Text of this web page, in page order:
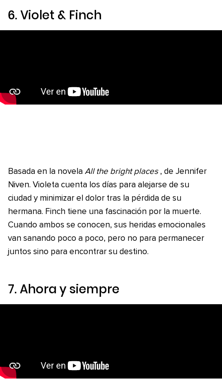
6. Violet & Finch
Basada en la novela All the bright places , de Jennifer
Niven. Violeta cuenta los días para alejarse de su
ciudad y minimizar el dolor tras la pérdida de su
hermana. Finch tiene una fascinación por la muerte.
Cuando ambos se conocen, sus heridas emocionales
van sanando poco a poco, pero no para permanecer
juntos sino para encontrar su destino.
7. Ahora y siempre